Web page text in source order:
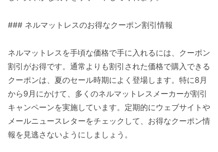
### ネルマットレスのお得なクーポン割引情報
ネルマットレスを手頃な価格で手に入れるには、クーポン
割引がお得です。通常よりも割引された価格で購入できる
クーポンは、夏のセール時期によく登場します。特に8月
から9月にかけて、多くのネルマットレスメーカーが割引
キャンペーンを実施しています。定期的にウェブサイトや
メールニュースレターをチェックして、お得なクーポン情
報を見逃さないようにしましょう。